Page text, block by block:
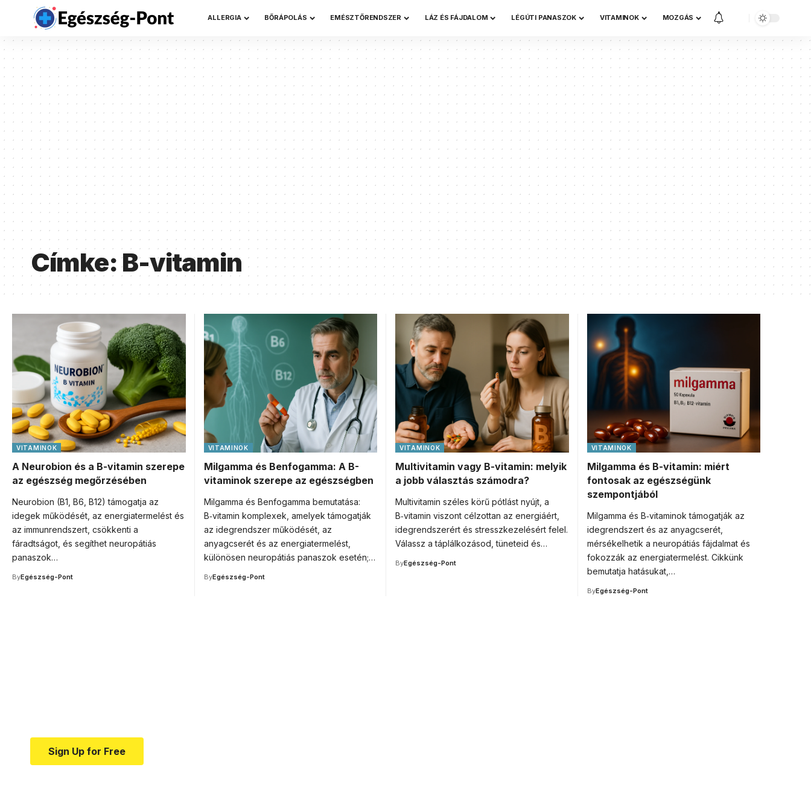
ALLERGIA BŐRÁPOLÁS EMÉSZTŐRENDSZER LÁZ ÉS FÁJDALOM LÉGÚTI PANASZOK VITAMINOK MOZGÁS
Címke:B-vitamin
VITAMINOK
A Neurobion és a B-vitamin szerepe
az egészség megőrzésében
Neurobion (B1, B6, B12) támogatja az
idegek működését, az energiatermelést és
az immunrendszert, csökkenti a
fáradtságot, és segíthet neuropátiás
panaszok…
ByEgészség-Pont
VITAMINOK
Milgamma és Benfogamma: A B-
vitaminok szerepe az egészségben
Milgamma és Benfogamma bemutatása:
B‑vitamin komplexek, amelyek támogatják
az idegrendszer működését, az
anyagcserét és az energiatermelést,
különösen neuropátiás panaszok esetén;…
ByEgészség-Pont
VITAMINOK
Multivitamin vagy B-vitamin: melyik
a jobb választás számodra?
Multivitamin széles körű pótlást nyújt, a
B‑vitamin viszont célzottan az energiáért,
idegrendszerért és stresszkezelésért felel.
Válassz a táplálkozásod, tüneteid és…
ByEgészség-Pont
VITAMINOK
Milgamma és B-vitamin: miért
fontosak az egészségünk
szempontjából
Milgamma és B‑vitaminok támogatják az
idegrendszert és az anyagcserét,
mérsékelhetik a neuropátiás fájdalmat és
fokozzák az energiatermelést. Cikkünk
bemutatja hatásukat,…
ByEgészség-Pont
Sign Up for Free